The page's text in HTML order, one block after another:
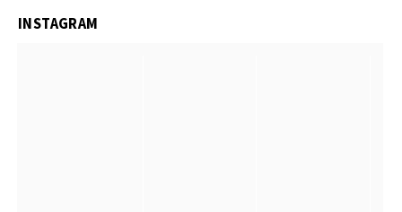
INSTAGRAM